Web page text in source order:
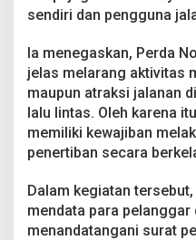
e
a
h
sendiri dan pengguna
Ia menegaskan, Perda
jelas melarang aktivitas
maupun atraksi jalanan
lalu lintas. Oleh karena
memiliki kewajiban
penertiban secara
Dalam kegiatan
mendata para pelanggar
menandatangani surat